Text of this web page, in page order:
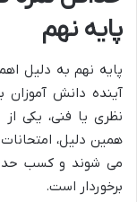
پایه نهم
پایه نهم به دلیل
آینده دانش آموزان
نظری یا فنی، یکی
همین دلیل،
می شوند و کسب
برخوردار است.